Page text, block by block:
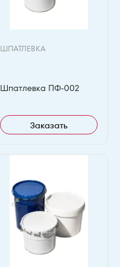
ШПАТЛЕВКА
Шпатлевка ПФ-002
Заказать